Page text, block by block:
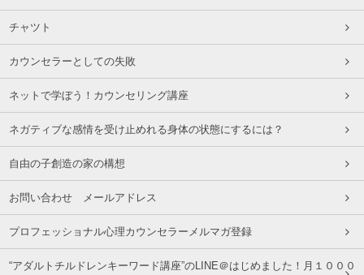
チャツト
カウンセラーとしての失敗
ネットで学ぼう！カウンセリング講座
ネガティブな感情を受け止めれる身体の状態にするには？
自由の子創造の家の構想
お問い合わせ メールアドレス
プロフェッショナル心理カウンセラーメルマガ登録
“アダルトチルドレンキーワード講座”のLINE＠はじめました！月１０００